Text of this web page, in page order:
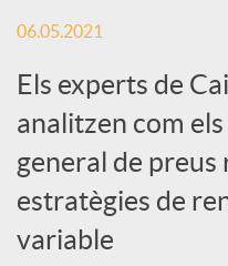
x
e
s
S
06.05.2021
Els experts de
analitzen com
general de preus
estratègies de
variable